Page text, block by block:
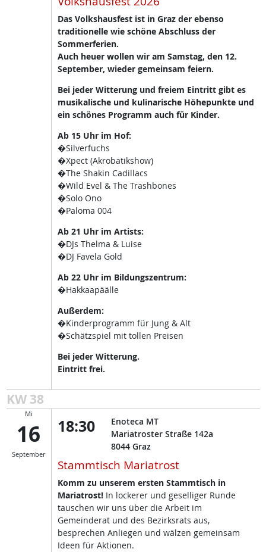
Das Volkshausfest ist in Graz der ebenso
traditionelle wie schöne Abschluss der
Sommerferien.
Auch heuer wollen wir am Samstag, den 12.
September, wieder gemeinsam feiern.
Bei jeder Witterung und freiem Eintritt gibt es
musikalische und kulinarische Höhepunkte und
ein schönes Programm auch für Kinder.
Ab 15 Uhr im Hof:
�Silverfuchs
�Xpect (Akrobatikshow)
�The Shakin Cadillacs
�Wild Evel & The Trashbones
�Solo Ono
�Paloma 004
Ab 21 Uhr im Artists:
�DJs Thelma & Luise
�DJ Favela Gold
Ab 22 Uhr im Bildungszentrum:
�Hakkaapäälle
Außerdem:
�Kinderprogramm für Jung & Alt
�Schätzspiel mit tollen Preisen
Bei jeder Witterung.
Eintritt frei.
KW 38
Mi
16
September
18:30
Enoteca MT
Mariatroster Straße 142a
8044 Graz
Stammtisch Mariatrost
Komm zu unserem ersten Stammtisch in
Mariatrost!In lockerer und geselliger Runde
tauschen wir uns über die Arbeit im
Gemeinderat und des Bezirksrats aus,
besprechen Anliegen und wälzen gemeinsam
Ideen für Aktionen.